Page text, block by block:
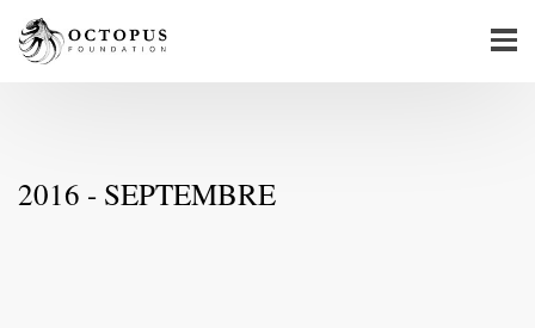
2016 - SEPTEMBRE